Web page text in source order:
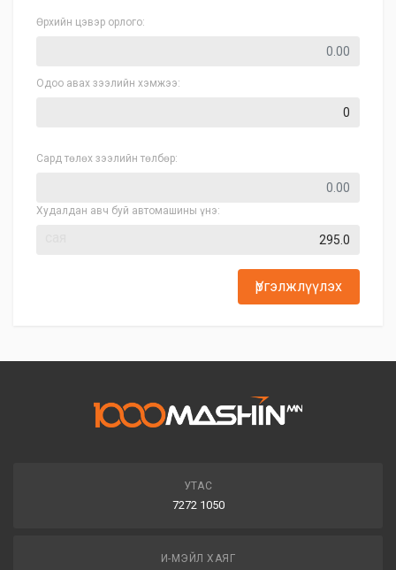
Өрхийн цэвэр орлого:
Одоо авах зээлийн хэмжээ:
Сард төлөх зээлийн төлбөр:
Худалдан авч буй автомашины үнэ:
Үргэлжлүүлэх
УТАС
7272 1050
И-МЭЙЛ ХАЯГ